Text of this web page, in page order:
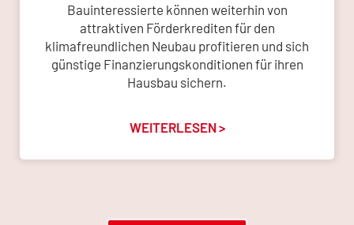
Bauinteressierte können weiterhin von
attraktiven Förderkrediten für den
klimafreundlichen Neubau profitieren und sich
günstige Finanzierungskonditionen für ihren
Hausbau sichern.
WEITERLESEN >